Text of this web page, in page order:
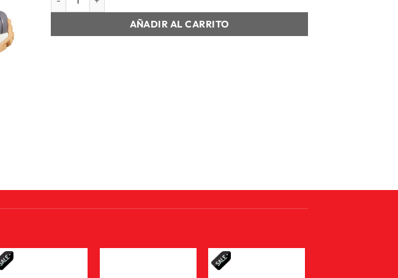
AÑADIR AL CARRITO